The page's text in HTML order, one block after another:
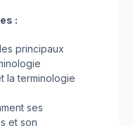
:
principaux
la terminologie
ses
et son